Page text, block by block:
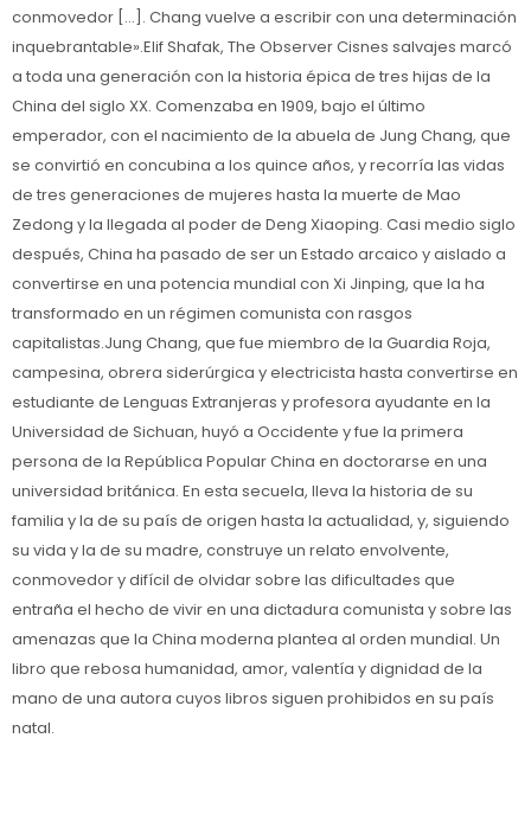
conmovedor [...]. Chang vuelve a escribir con una determinación
inquebrantable».Elif Shafak, The Observer Cisnes salvajes marcó
a toda una generación con la historia épica de tres hijas de la
China del siglo XX. Comenzaba en 1909, bajo el último
emperador, con el nacimiento de la abuela de Jung Chang, que
se convirtió en concubina a los quince años, y recorría las vidas
de tres generaciones de mujeres hasta la muerte de Mao
Zedong y la llegada al poder de Deng Xiaoping. Casi medio siglo
después, China ha pasado de ser un Estado arcaico y aislado a
convertirse en una potencia mundial con Xi Jinping, que la ha
transformado en un régimen comunista con rasgos
capitalistas.Jung Chang, que fue miembro de la Guardia Roja,
campesina, obrera siderúrgica y electricista hasta convertirse en
estudiante de Lenguas Extranjeras y profesora ayudante en la
Universidad de Sichuan, huyó a Occidente y fue la primera
persona de la República Popular China en doctorarse en una
universidad británica. En esta secuela, lleva la historia de su
familia y la de su país de origen hasta la actualidad, y, siguiendo
su vida y la de su madre, construye un relato envolvente,
conmovedor y difícil de olvidar sobre las dificultades que
entraña el hecho de vivir en una dictadura comunista y sobre las
amenazas que la China moderna plantea al orden mundial. Un
libro que rebosa humanidad, amor, valentía y dignidad de la
mano de una autora cuyos libros siguen prohibidos en su país
natal.